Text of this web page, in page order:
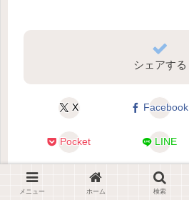
シェアする
X Facebook
Pocket LINE
コピー
メニュー ホーム 検索